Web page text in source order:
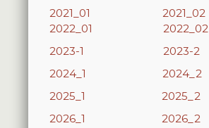
2021_01
2021_02
2022_012022_02
2023-1
2023-2
2024_1
2024_2
2025_1
2025_2
2026_1
2026_2